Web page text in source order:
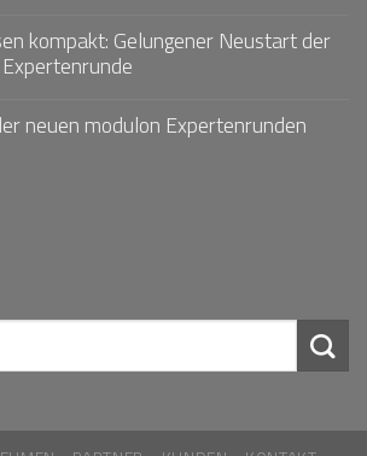
kompakt: Gelungener Neustart der
neuen modulon Expertenrunden